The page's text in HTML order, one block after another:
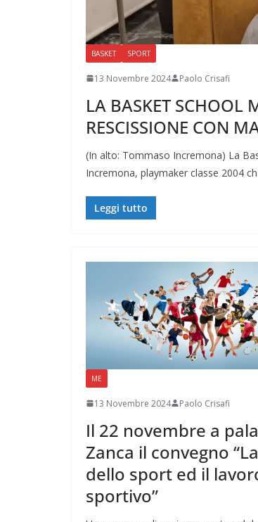
BASKET SPORT
13 Novembre 2024 Paolo Crisafi
LA BASKET SCHOOL
RESCISSIONE CON
(In alto: Tommaso Incremona) La
Incremona, playmaker classe 2004
Leggi tutto
ME
13 Novembre 2024 Paolo Crisafi
Il 22 novembre a
Zanca il convegno
dello sport ed il
sportivo”